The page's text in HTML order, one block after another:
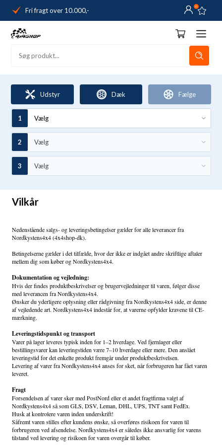
Fri fragt over 10.000,-
Danmarks førende
14 dages returret
Fri fragt over 10.000,-
Danmarks førende
14 dages returret
0
Udstyr Dæk Fælge
Vilkår
Nedenstående salgs- og leveringsbetingelser gælder for alle leverancer fra
Nordkystens4x4 (4x4shop-dk).
Betingelserne gælder i det tilfælde, hvor der ikke er indgået andre skriftlige aftaler
mellem dig som køber og Nordkystens4x4.
Dokumentation og vejledning:
Hvis der findes produktbeskrivelser og brugervejledninger til varen, følger disse
med leverancen fra Nordkystens4x4.
Ønsker du yderligere oplysning eller rådgivning fra Nordkystens4x4 side, er denne
af vejledende art. Nordkystens4x4 indestår for, at varerne opfylder kravene til CE-
mærkning.
Leveringstidspunkt og transport
Varer på lager leveres typisk inden for 1–2 hverdage. Ved fjernlager eller
bestillingsvarer kan leveringstiden være 7–10 hverdage eller mere. Den anslået
leveringstid for det enkelte produkt fremgår under produktbeskrivelsen.
Levering af varer fra Nordkystens4x4 anses for sket, når forbrugeren har fået varen
leveret.
Fragt
Forsendelsen af varer sker med PostNord eller et andet fragtfirma valgt af
Nordkystens4x4 så som GLS, DSV, Leman, DHL, UPS, TNT samt FedEx.
Husk at kontrolere varen inden underskrift!
Såfremt varen stilles efter kundens ønske, så overføres risikoen for varen til
forbrugeren ved afsendelse. Nordkystens4x4 er således ikke ansvarlig for varens
tilstand ved levering og risikoen for varen overgår til køber.